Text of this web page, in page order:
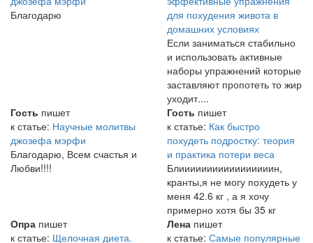
Благодарю
для похудения живота в
домашних условиях
Если заниматься стабильно
и использовать активные
наборы упражнений которые
заставляют пропотеть то жир
уходит....
Гость пишет
к статье: Научные молитвы
джозефа мэрфи
Благодарю, Всем счастья и
Любви!!!!
Гость пишет
к статье: Как быстро
похудеть подростку: теория
и практика потери веса
Блииииииииииииииииин,
кранты,я не могу похудеть у
меня 42.6 кг , а я хочу
примерно хотя бы 35 кг
Опра пишет
к статье: Щелочная диета.
Лена пишет
к статье: Самые популярные